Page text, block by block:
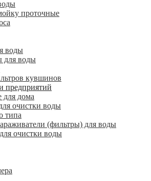
проточные
воды
для воды
кувшинов
предприятий
для дома
очистки воды
типа
(фильтры) для воды
очистки воды